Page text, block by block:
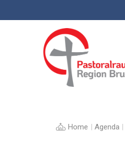
Home | Agenda |